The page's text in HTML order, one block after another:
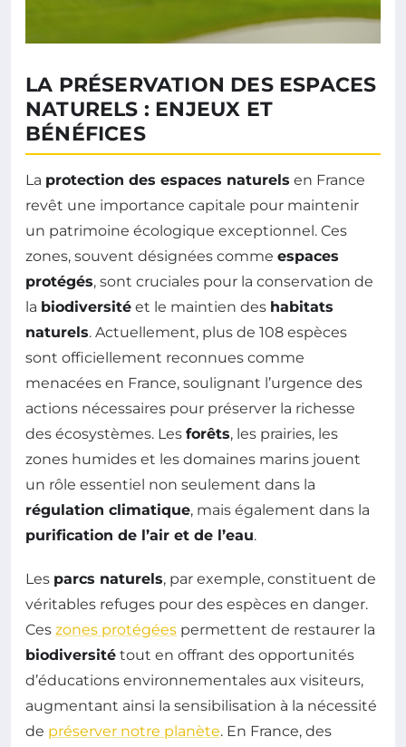
LA PRÉSERVATION DES ESPACES
NATURELS : ENJEUX ET
BÉNÉFICES
La protection des espaces naturels en France
revêt une importance capitale pour maintenir
un patrimoine écologique exceptionnel. Ces
zones, souvent désignées comme espaces
protégés, sont cruciales pour la conservation de
la biodiversité et le maintien des habitats
naturels. Actuellement, plus de 108 espèces
sont officiellement reconnues comme
menacées en France, soulignant l’urgence des
actions nécessaires pour préserver la richesse
des écosystèmes. Les forêts, les prairies, les
zones humides et les domaines marins jouent
un rôle essentiel non seulement dans la
régulation climatique, mais également dans la
purification de l’air et de l’eau.
Les parcs naturels, par exemple, constituent de
véritables refuges pour des espèces en danger.
Ces zones protégées permettent de restaurer la
biodiversité tout en offrant des opportunités
d’éducations environnementales aux visiteurs,
augmentant ainsi la sensibilisation à la nécessité
de préserver notre planète. En France, des